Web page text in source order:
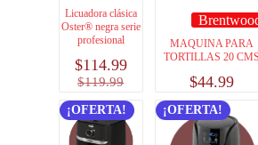
Licuadora clásica
Oster® negra serie
profesional
$119.99
$114.99
MAQUINA PARA
TORTILLAS 20 CMS
$44.99
¡OFERTA! ¡OFERTA!